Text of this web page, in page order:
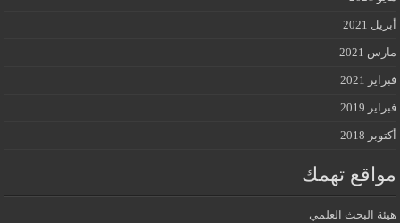
أبريل 2021
مارس 2021
فبراير 2021
فبراير 2019
أكتوبر 2018
مواقع تهمك
هيئة البحث العلمي